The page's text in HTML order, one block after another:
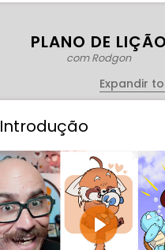
PLANO DE LIÇÃO
com Rodgon
Expandir
Introdução
Play